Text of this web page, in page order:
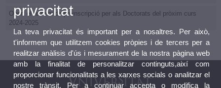
Obert el termini de preinscripció per als Doctorats del pròxim curs
2024-2025
privacitat
La teva privacitat és important per a nosaltres. Per això,
t'informem que utilitzem cookies pròpies i de tercers per a
realitzar anàlisis d'ús i mesurament de la nostra pàgina web
amb la finalitat de personalitzar continguts,així com
proporcionar funcionalitats a les xarxes socials o analitzar el
nostre trànsit. Per a continuar accepta o modifica la